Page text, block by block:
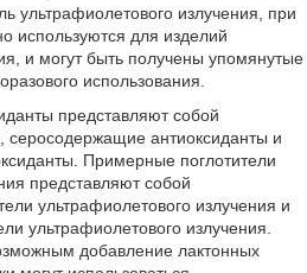
ультрафиолетового излучения, при
используются для изделий
и могут быть получены упомянутые
использования.
представляют собой
антиоксиданты и
Примерные поглотители
представляют собой
ультрафиолетового излучения и
ультрафиолетового излучения.
добавление лактонных